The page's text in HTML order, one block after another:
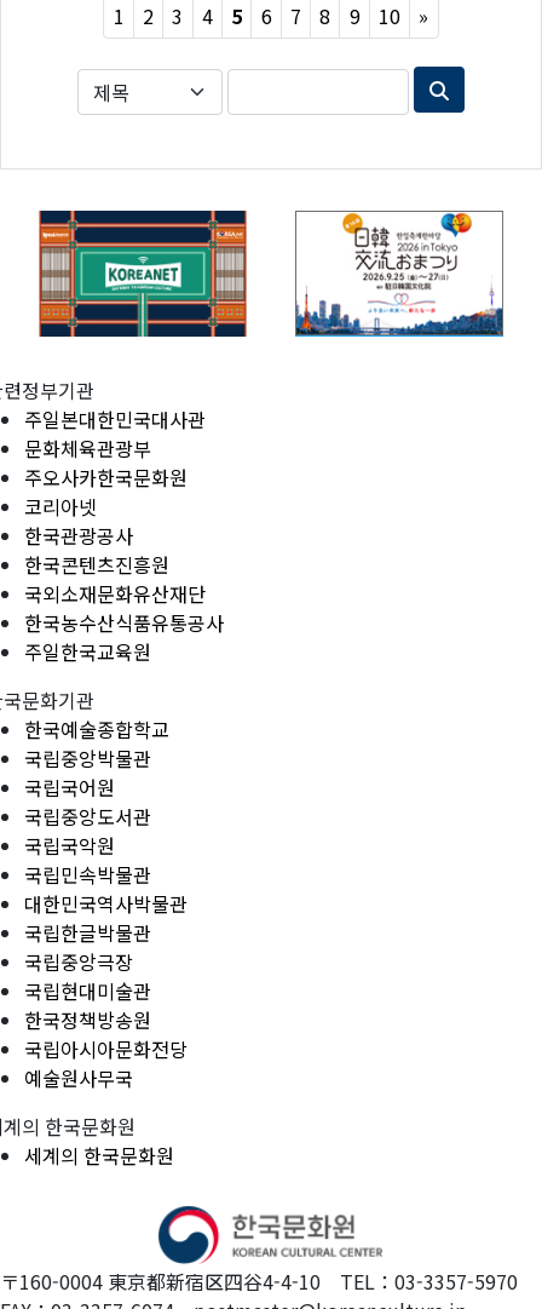
1 2 3 4 5 6 7 8 9 10 »
정부기관
주일본대한민국대사관
문화체육관광부
주오사카한국문화원
코리아넷
한국관광공사
한국콘텐츠진흥원
국외소재문화유산재단
한국농수산식품유통공사
주일한국교육원
문화기관
한국예술종합학교
국립중앙박물관
국립국어원
국립중앙도서관
국립국악원
국립민속박물관
대한민국역사박물관
국립한글박물관
국립중앙극장
국립현대미술관
한국정책방송원
국립아시아문화전당
예술원사무국
의 한국문화원
세계의 한국문화원
〒160-0004 東京都新宿区四谷4-4-10 TEL：03-3357-5970